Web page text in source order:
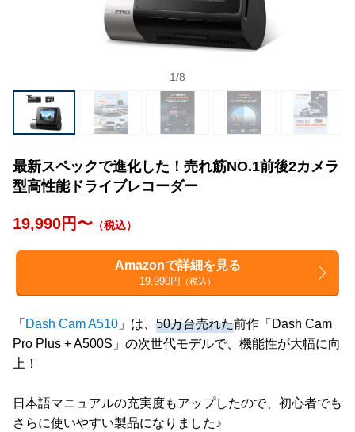
1/8
最新スペックで進化した！売れ筋NO.1前後2カメラ
型高性能ドライブレコーダー
19,990円〜 （税込）
Amazonで詳細を見る
19,990円 （税込）
「 Dash Cam A510 」は、 50万台売れた前作「Dash Cam
Pro Plus + A500S」の次世代モデルで、機能性が大幅に向
上！
日本語マニュアルの充実度もアップしたので、初心者でも
さらに使いやすい製品になりました♪